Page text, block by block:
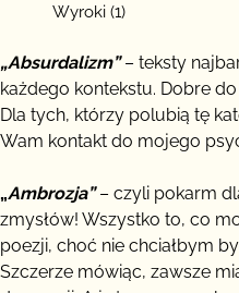
Wyroki (1)
„Absurdalizm”– teksty
każdego kontekstu. Dobre
Dla tych, którzy polubią tę
Wam kontakt do mojego
„Ambrozja”– czyli pokarm
zmysłów! Wszystko to, co
poezji, choć nie chciałbym
Szczerze mówiąc, zawsze